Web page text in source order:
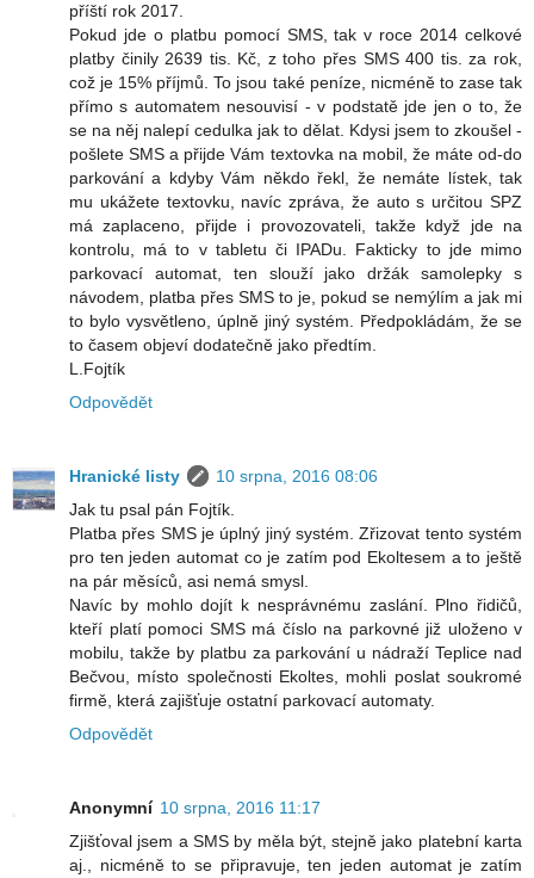
příští rok 2017.
Pokud jde o platbu pomocí SMS, tak v roce 2014 celkové
platby činily 2639 tis. Kč, z toho přes SMS 400 tis. za rok,
což je 15% příjmů. To jsou také peníze, nicméně to zase tak
přímo s automatem nesouvisí - v podstatě jde jen o to, že
se na něj nalepí cedulka jak to dělat. Kdysi jsem to zkoušel -
pošlete SMS a přijde Vám textovka na mobil, že máte od-do
parkování a kdyby Vám někdo řekl, že nemáte lístek, tak
mu ukážete textovku, navíc zpráva, že auto s určitou SPZ
má zaplaceno, přijde i provozovateli, takže když jde na
kontrolu, má to v tabletu či IPADu. Fakticky to jde mimo
parkovací automat, ten slouží jako držák samolepky s
návodem, platba přes SMS to je, pokud se nemýlím a jak mi
to bylo vysvětleno, úplně jiný systém. Předpokládám, že se
to časem objeví dodatečně jako předtím.
L.Fojtík
Odpovědět
Hranické listy
10 srpna, 2016 08:06
Jak tu psal pán Fojtík.
Platba přes SMS je úplný jiný systém. Zřizovat tento systém
pro ten jeden automat co je zatím pod Ekoltesem a to ještě
na pár měsíců, asi nemá smysl.
Navíc by mohlo dojít k nesprávnému zaslání. Plno řidičů,
kteří platí pomoci SMS má číslo na parkovné již uloženo v
mobilu, takže by platbu za parkování u nádraží Teplice nad
Bečvou, místo společnosti Ekoltes, mohli poslat soukromé
firmě, která zajišťuje ostatní parkovací automaty.
Odpovědět
Anonymní 10 srpna, 2016 11:17
Zjišťoval jsem a SMS by měla být, stejně jako platební karta
aj., nicméně to se připravuje, ten jeden automat je zatím